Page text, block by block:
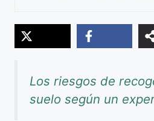
Los riesgos de
suelo según un